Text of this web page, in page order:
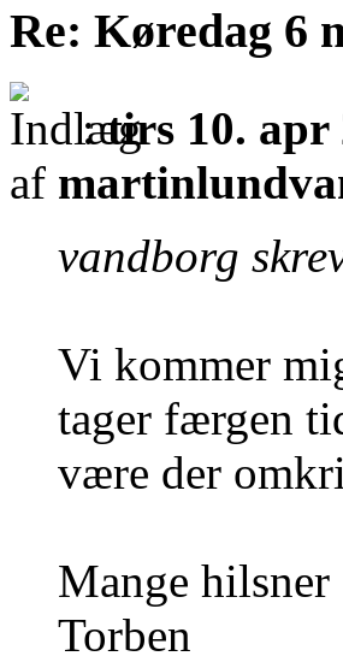
Re: Køredag 6
:tirs 10. apr
af
vandborg
Vi kommer
tager færgen
være der
Mange hilsner
Torben